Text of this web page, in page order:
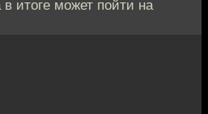
итоге может пойти на